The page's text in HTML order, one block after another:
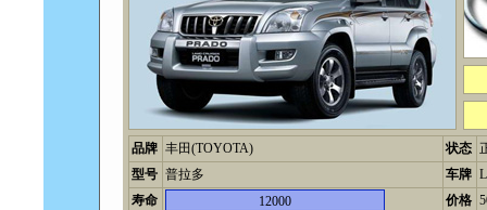
品牌 丰田(TOYOTA) 状态
型号 普拉多 车牌
寿命
12000 价格